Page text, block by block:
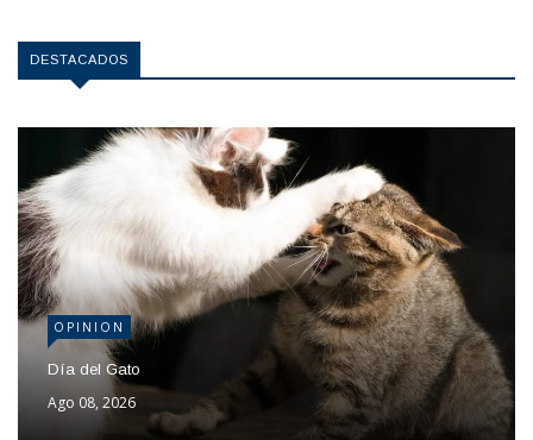
DESTACADOS
OPINION
Día del Gato
Ago 08, 2026